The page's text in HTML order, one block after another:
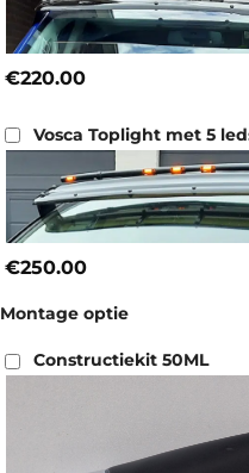
€220.00
Vosca Toplight met 5
€250.00
Montage optie
Constructiekit 50ML